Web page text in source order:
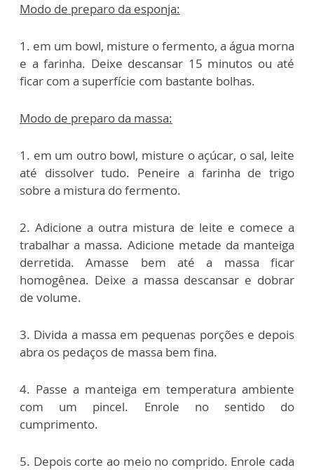
Modo de preparo da esponja:
1. em um bowl, misture o fermento, a água morna
e a farinha. Deixe descansar 15 minutos ou até
ficar com a superfície com bastante bolhas.
Modo de preparo da massa:
1. em um outro bowl, misture o açúcar, o sal, leite
até dissolver tudo. Peneire a farinha de trigo
sobre a mistura do fermento.
2. Adicione a outra mistura de leite e comece a
trabalhar a massa. Adicione metade da manteiga
derretida. Amasse bem até a massa ficar
homogênea. Deixe a massa descansar e dobrar
de volume.
3. Divida a massa em pequenas porções e depois
abra os pedaços de massa bem fina.
4. Passe a manteiga em temperatura ambiente
com um pincel. Enrole no sentido do
cumprimento.
5. Depois corte ao meio no comprido. Enrole cada